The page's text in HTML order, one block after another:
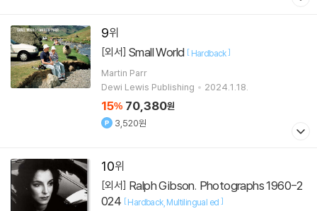
9
[외서] Small World [ Hardback]
Martin Parr
Dewi Lewis Publishing
2024.1.18.
15% 70,380원
3,520원
10
[외서]
024 [Hardback Multilingual ed ]